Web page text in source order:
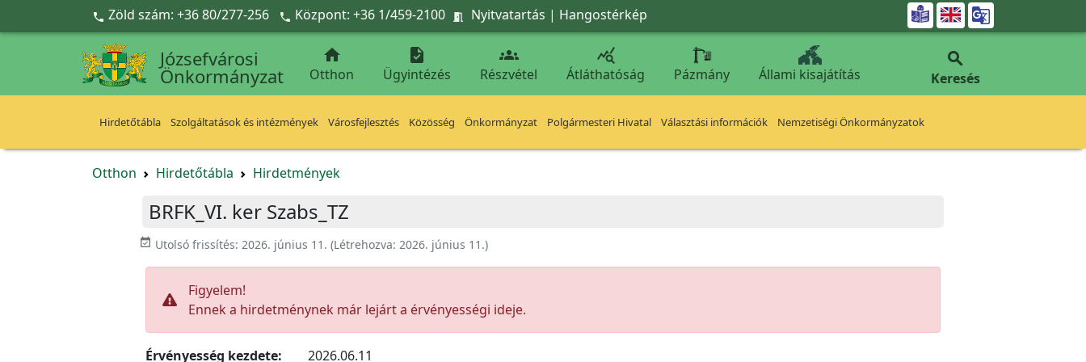
Ugrás a fő tartalomra
 Zöld szám: +36 80/277-256  Központ: +36 1/459-2100  Nyitvatartás | Hangostérkép 
Józsefvárosi
Önkormányzat

Otthon

Ügyintézés

Részvétel

Átláthatóság Pázmány Állami kisajátítás

Keresés
Hirdetőtábla Szolgáltatások és intézmények Városfejlesztés Közösség Önkormányzat Polgármesteri Hivatal Választási információk Nemzetiségi Önkormányzatok
Otthon Hirdetőtábla Hirdetmények
BRFK_VI. ker Szabs_TZ
event_available Utolsó frissítés: 2026. június 11. (Létrehozva: 2026. június 11.)
Figyelem!
Ennek a hirdetménynek már lejárt a érvényességi ideje.
Érvényesség kezdete:
2026.06.11